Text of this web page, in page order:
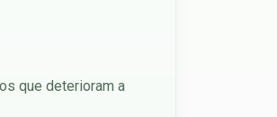
que deterioram a